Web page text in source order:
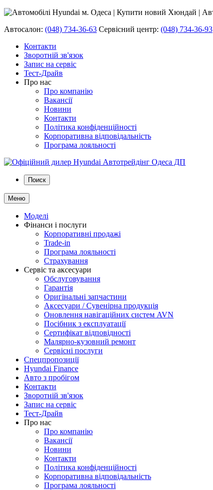
Автосалон: (048) 734-36-63 Сервісний центр: (048) 734-36-93
Контакти
Зворотній зв'язок
Запис на сервіс
Тест-Драйв
Про нас
Про компанію
Вакансії
Новини
Контакти
Політика конфіденційності
Корпоративна відповідальність
Програма лояльності
Поиск
Меню
Моделі
Фінанси і послуги
Корпоративні продажі
Trade-in
Програма лояльності
Страхування
Сервіс та аксесуари
Обслуговування
Гарантія
Оригінальні запчастини
Аксесуари / Сувенірна продукція
Оновлення навігаційних систем AVN
Посібник з експлуатації
Сертифікат відповідності
Малярно-кузовний ремонт
Сервісні послуги
Спецпропозиції
Hyundai Finance
Авто з пробігом
Контакти
Зворотній зв'язок
Запис на сервіс
Тест-Драйв
Про нас
Про компанію
Вакансії
Новини
Контакти
Політика конфіденційності
Корпоративна відповідальність
Програма лояльності